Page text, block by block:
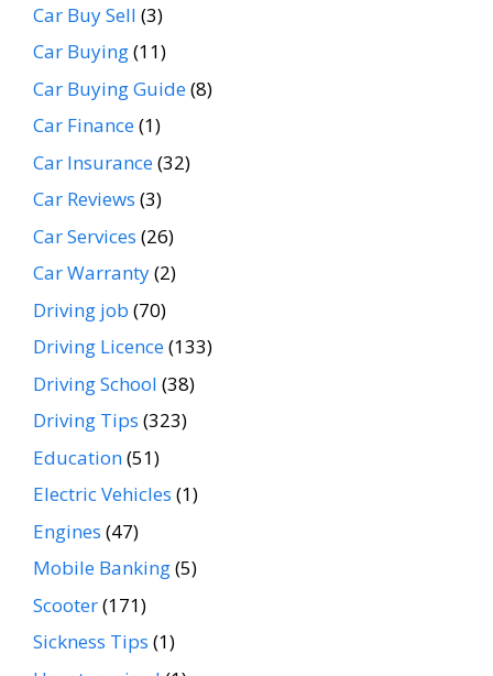
Car Buy Sell (3)
Car Buying(11)
Car Buying Guide(8)
Car Finance(1)
Car Insurance(32)
Car Reviews (3)
Car Services (26)
Car Warranty(2)
Driving job (70)
Driving Licence(133)
Driving School (38)
Driving Tips (323)
Education(51)
Electric Vehicles (1)
Engines (47)
Mobile Banking(5)
Scooter(171)
Sickness Tips (1)